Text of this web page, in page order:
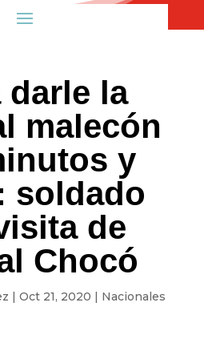
darle la
malecón
y
soldado
de
Chocó
| Oct 21, 2020 | Nacionales